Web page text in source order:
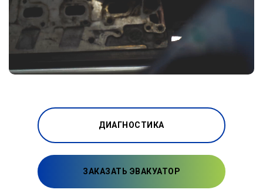
ДИАГНОСТИКА
ЗАКАЗАТЬ ЭВАКУАТОР